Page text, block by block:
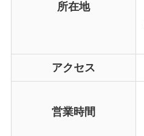
所在地
アクセス
営業時間